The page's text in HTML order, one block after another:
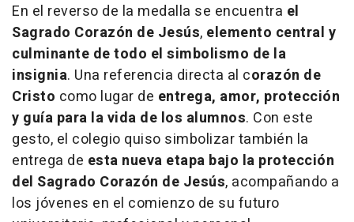
En el reverso de la medalla se encuentra el
Sagrado Corazón de Jesús, elemento central y
culminante de todo el simbolismo de la
insignia. Una referencia directa al corazón de
Cristo como lugar de entrega, amor, protección
y guía para la vida de los alumnos. Con este
gesto, el colegio quiso simbolizar también la
entrega de esta nueva etapa bajo la protección
del Sagrado Corazón de Jesús, acompañando a
los jóvenes en el comienzo de su futuro